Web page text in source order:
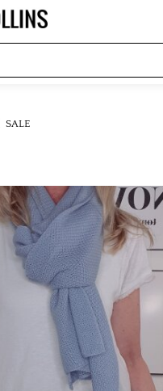
SALE